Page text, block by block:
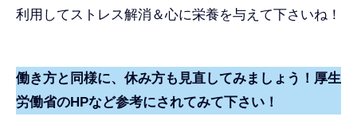
利用してストレス解消＆心に栄養を与えて下さいね！
働き方と同様に、休み方も見直してみましょう！厚生
労働省のHPなど参考にされてみて下さい！